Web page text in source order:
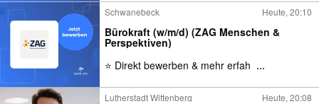
Schwanebeck Heute, 20:10
Bürokraft (w/m/d) (ZAG Menschen &
Perspektiven)
⭐ Direkt bewerben & mehr erfah ...
Lutherstadt Wittenberg Heute, 20:08